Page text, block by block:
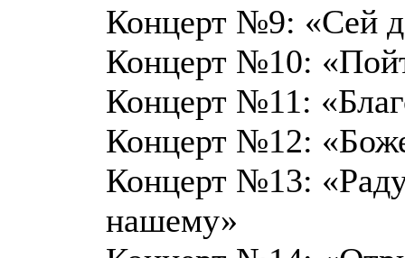
Концерт №9: «Сей
Концерт №10:
Концерт №11:
Концерт №12:
Концерт №13:
нашему»